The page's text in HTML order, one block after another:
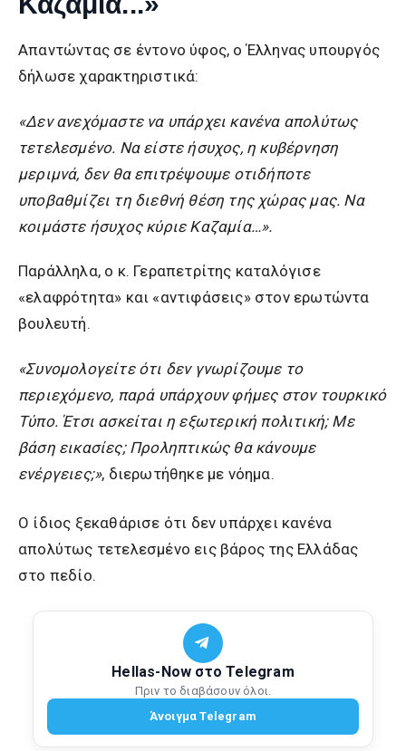
Απαντώντας σε έντονο ύφος, ο Έλληνας υπουργός
δήλωσε χαρακτηριστικά:
«Δεν ανεχόμαστε να υπάρχει κανένα απολύτως
τετελεσμένο. Να είστε ήσυχος, η κυβέρνηση
μεριμνά, δεν θα επιτρέψουμε οτιδήποτε
υποβαθμίζει τη διεθνή θέση της χώρας μας. Να
κοιμάστε ήσυχος κύριε Καζαμία…».
Παράλληλα, ο κ. Γεραπετρίτης καταλόγισε
«ελαφρότητα» και «αντιφάσεις» στον ερωτώντα
βουλευτή.
«Συνομολογείτε ότι δεν γνωρίζουμε το
περιεχόμενο, παρά υπάρχουν φήμες στον τουρκικό
Τύπο. Έτσι ασκείται η εξωτερική πολιτική; Με
βάση εικασίες; Προληπτικώς θα κάνουμε
ενέργειες;», διερωτήθηκε με νόημα.
Ο ίδιος ξεκαθάρισε ότι δεν υπάρχει κανένα
απολύτως τετελεσμένο εις βάρος της Ελλάδας
στο πεδίο.
Hellas-Now στο Telegram
Πριν το διαβάσουν όλοι.
Άνοιγμα Telegram